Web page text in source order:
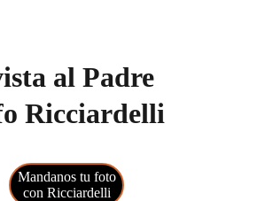
al Padre
Ricciardelli
Mandanos tu foto
con Ricciardelli